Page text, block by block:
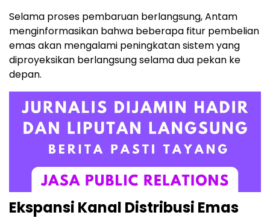
Selama proses pembaruan berlangsung, Antam
menginformasikan bahwa beberapa fitur pembelian
emas akan mengalami peningkatan sistem yang
diproyeksikan berlangsung selama dua pekan ke
depan.
Ekspansi Kanal Distribusi Emas